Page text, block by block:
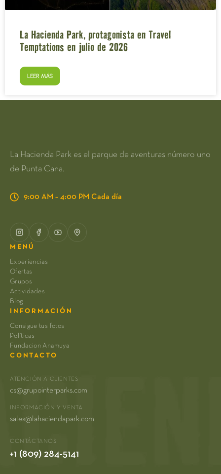
La Hacienda Park, protagonista en Travel
Temptations en julio de 2026
LEER MÁS
La Hacienda Park es el parque de aventuras número uno
de Punta Cana.
9:00 AM – 4:00 PM Cada día
MENÚ
Experiencias
Ofertas
Grupos
Actividades
Blog
INFORMACIÓN
Consigue tus fotos
Políticas
Fundacion Anamuya
CONTACTO
ATENCIÓN A CLIENTES
cs@grupointerparks.com
INFORMACIÓN Y VENTA
sales@lahaciendapark.com
CONTÁCTANOS
+1 (809) 284-5141